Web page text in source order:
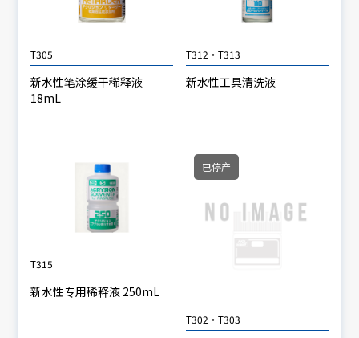
T305
新水性笔涂缓干稀释液
18mL
T312・T313
新水性工具清洗液
T315
新水性专用稀释液 250mL
已停产
T302・T303